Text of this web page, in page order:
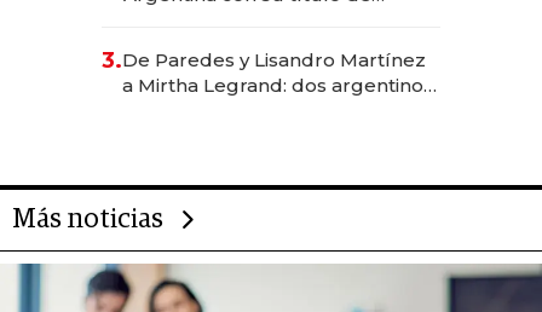
las marcas "fast premium"
3.De Paredes y Lisandro Martínez
a Mirtha Legrand: dos argentinos
Más noticias